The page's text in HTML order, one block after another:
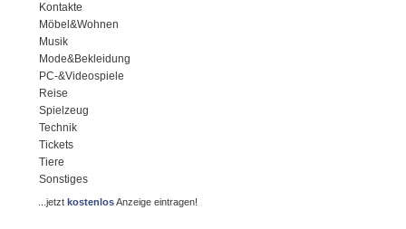
Kontakte
Möbel&Wohnen
Musik
Mode&Bekleidung
PC-&Videospiele
Reise
Spielzeug
Technik
Tickets
Tiere
Sonstiges
...jetztkostenlosAnzeige eintragen!